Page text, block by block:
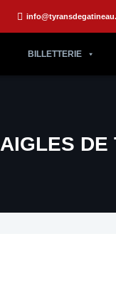
BILLETTERIE
AIGLES DE